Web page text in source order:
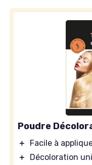
Poudre
＋
Facile à
＋
Décoloration